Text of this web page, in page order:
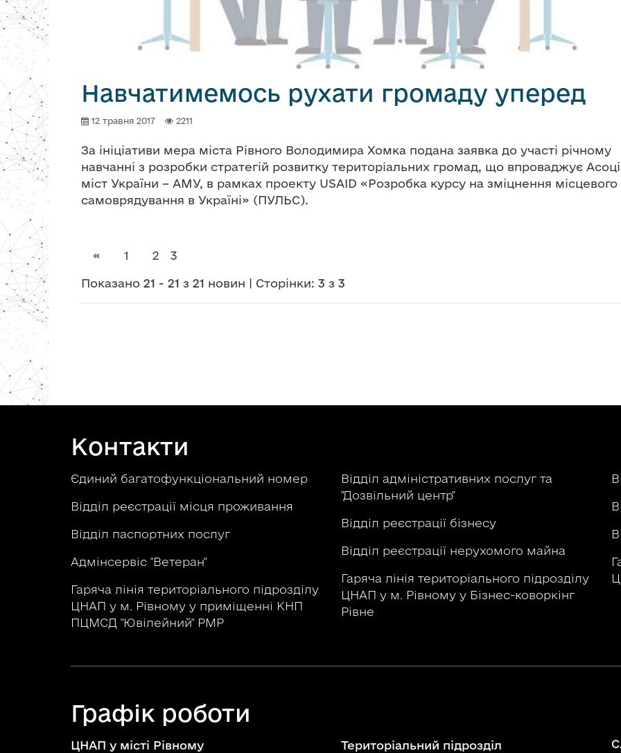
Навчатимемось рухати громаду уперед
12 травня 2017 2211
За ініціативи мера міста Рівного Володимира Хомка подана заявка до участі річному
навчанні з розробки стратегій розвитку територіальних громад, що впроваджує
міст України – АМУ, в рамках проекту USAID «Розробка курсу на зміцнення місцевого
самоврядування в Україні» (ПУЛЬС).
« 1 2 3
Показано 21 - 21 з 21 новин | Сторінки: 3 з 3
Контакти
Єдиний багатофункціональний номер
Відділ реєстрації місця проживання
Відділ паспортних послуг
Адмінсервіс "Ветеран"
Гаряча лінія територіального підрозділу
ЦНАП у м. Рівному у приміщенні КНП
ПЦМСД "Ювілейний" РМР
Відділ адміністративних послуг та
"Дозвільний центр"
Відділ реєстрації бізнесу
Відділ реєстрації нерухомого майна
Гаряча лінія територіального підрозділу
ЦНАП у м. Рівному у Бізнес-коворкінг
Рівне
Графік роботи
ЦНАП у місті Рівному Територіальний підрозділ